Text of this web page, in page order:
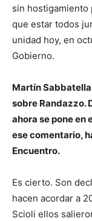
sin hostigamiento
que estar todos
unidad hoy, en
Gobierno.
Martín
sobre Randazzo.
ahora se pone en
ese comentario,
Encuentro.
Es cierto. Son
hacen acordar a
Scioli ellos